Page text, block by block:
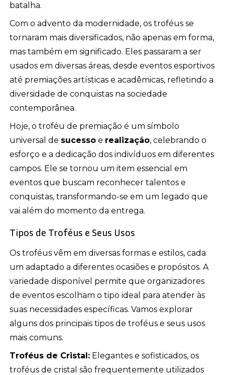
batalha.
Com o advento da modernidade, os troféus se
tornaram mais diversificados, não apenas em forma,
mas também em significado. Eles passaram a ser
usados em diversas áreas, desde eventos esportivos
até premiações artísticas e acadêmicas, refletindo a
diversidade de conquistas na sociedade
contemporânea.
Hoje, o troféu de premiação é um símbolo
universal de sucesso e realização, celebrando o
esforço e a dedicação dos indivíduos em diferentes
campos. Ele se tornou um item essencial em
eventos que buscam reconhecer talentos e
conquistas, transformando-se em um legado que
vai além do momento da entrega.
Tipos de Troféus e Seus Usos
Os troféus vêm em diversas formas e estilos, cada
um adaptado a diferentes ocasiões e propósitos. A
variedade disponível permite que organizadores
de eventos escolham o tipo ideal para atender às
suas necessidades específicas. Vamos explorar
alguns dos principais tipos de troféus e seus usos
mais comuns.
Troféus de Cristal: Elegantes e sofisticados, os
troféus de cristal são frequentemente utilizados